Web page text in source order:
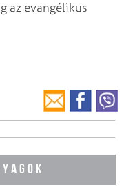
az evangélikus